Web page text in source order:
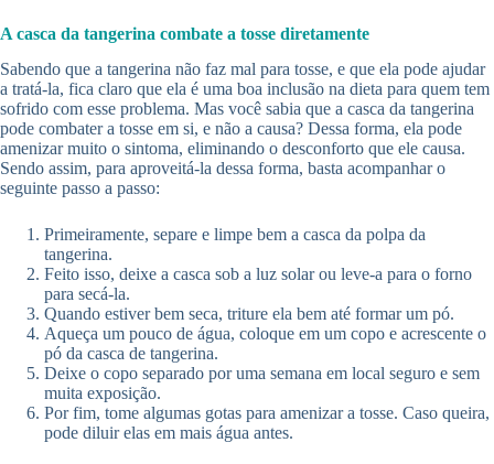
A casca da tangerina combate a tosse diretamente
Sabendo que a tangerina não faz mal para tosse, e que ela pode ajudar
a tratá-la, fica claro que ela é uma boa inclusão na dieta para quem tem
sofrido com esse problema. Mas você sabia que a casca da tangerina
pode combater a tosse em si, e não a causa? Dessa forma, ela pode
amenizar muito o sintoma, eliminando o desconforto que ele causa.
Sendo assim, para aproveitá-la dessa forma, basta acompanhar o
seguinte passo a passo:
Primeiramente, separe e limpe bem a casca da polpa da
tangerina.
Feito isso, deixe a casca sob a luz solar ou leve-a para o forno
para secá-la.
Quando estiver bem seca, triture ela bem até formar um pó.
Aqueça um pouco de água, coloque em um copo e acrescente o
pó da casca de tangerina.
Deixe o copo separado por uma semana em local seguro e sem
muita exposição.
Por fim, tome algumas gotas para amenizar a tosse. Caso queira,
pode diluir elas em mais água antes.